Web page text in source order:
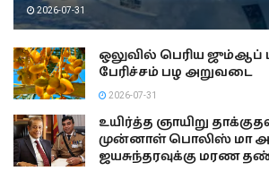
2026-07-31
ஒலுவில் பெரிய
பேரிச்சம் பழ அறுவடை
2026-07-31
உயிர்த்த ஞாயிறு
முன்னாள் பொலிஸ் மா
ஜயசுந்தரவுக்கு மரண